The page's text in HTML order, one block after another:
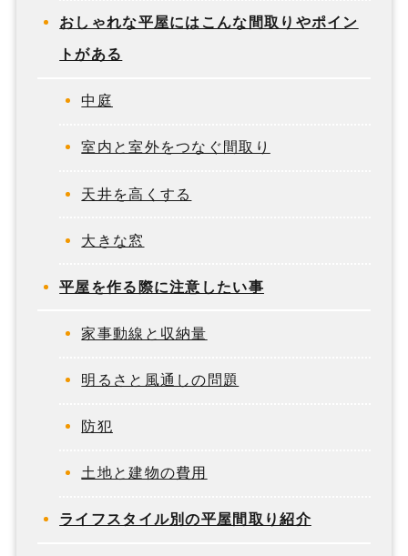
おしゃれな平屋にはこんな間取りやポイン
トがある
中庭
室内と室外をつなぐ間取り
天井を高くする
大きな窓
平屋を作る際に注意したい事
家事動線と収納量
明るさと風通しの問題
防犯
土地と建物の費用
ライフスタイル別の平屋間取り紹介